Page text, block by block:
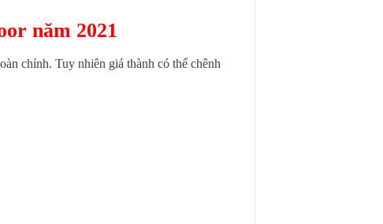
năm 2021
chỉnh. Tuy nhiên giá thành có thể chênh